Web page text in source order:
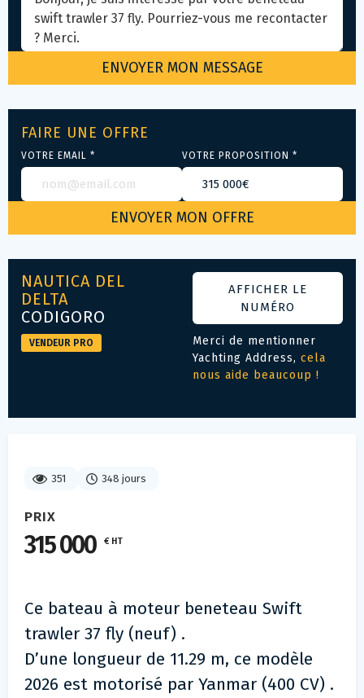
351 348 jours
PRIX
315 000 € HT
Ce bateau à moteur beneteau Swift
trawler 37 fly (neuf) .
D’une longueur de 11.29 m, ce modèle
2026 est motorisé par Yanmar (400 CV) .
FAIRE UNE OFFRE
VOTRE EMAIL * VOTRE PROPOSITION *
NAUTICA DEL
DELTA
CODIGORO
VENDEUR PRO
AFFICHER LE
NUMÉRO
Merci de mentionner
Yachting Address, cela
nous aide beaucoup !